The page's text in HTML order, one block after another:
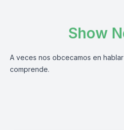
Show
A veces nos obcecamos en
comprende.